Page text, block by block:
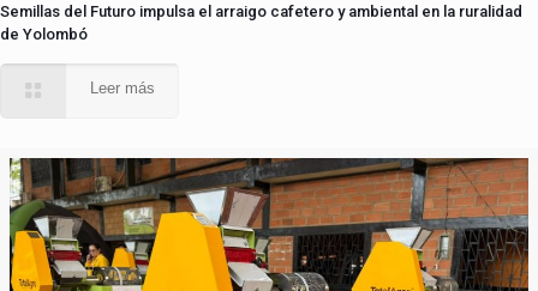
Semillas del Futuro impulsa el arraigo cafetero y ambiental en la ruralidad
de Yolombó
Leer más